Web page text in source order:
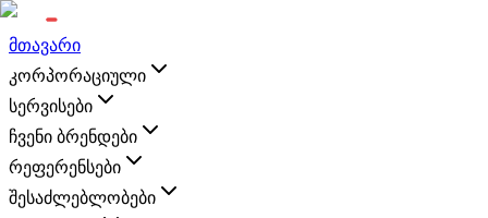
მთავარი
კორპორაციული
სერვისები
ჩვენი ბრენდები
რეფერენსები
შესაძლებლობები